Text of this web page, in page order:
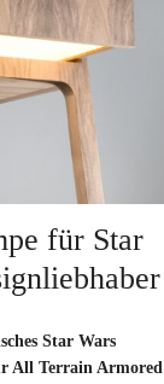
für Star
Star Wars
All Terrain Armored